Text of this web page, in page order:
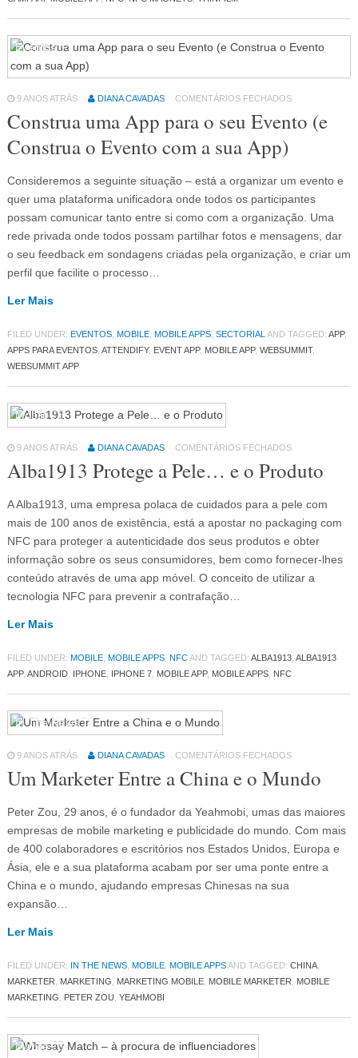
Eventos64
9 ANOS ATRÁS DIANA CAVADAS COMENTÁRIOS FECHADOS
Construa uma App para o seu Evento (e
Construa o Evento com a sua App)
Consideremos a seguinte situação – está a organizar um evento e
quer uma plataforma unificadora onde todos os participantes
possam comunicar tanto entre si como com a organização. Uma
rede privada onde todos possam partilhar fotos e mensagens, dar
o seu feedback em sondagens criadas pela organização, e criar um
perfil que facilite o processo…
Ler Mais
FILED UNDER: EVENTOS, MOBILE, MOBILE APPS, SECTORIAL AND TAGGED: APP,
APPS PARA EVENTOS, ATTENDIFY, EVENT APP, MOBILE APP, WEBSUMMIT,
WEBSUMMIT APP
Mobile 75
9 ANOS ATRÁS DIANA CAVADAS COMENTÁRIOS FECHADOS
Alba1913 Protege a Pele… e o Produto
A Alba1913, uma empresa polaca de cuidados para a pele com
mais de 100 anos de existência, está a apostar no packaging com
NFC para proteger a autenticidade dos seus produtos e obter
informação sobre os seus consumidores, bem como fornecer-lhes
conteúdo através de uma app móvel. O conceito de utilizar a
tecnologia NFC para prevenir a contrafação…
Ler Mais
FILED UNDER: MOBILE, MOBILE APPS, NFCAND TAGGED: ALBA1913, ALBA1913
APP, ANDROID, IPHONE, IPHONE 7, MOBILE APP, MOBILE APPS, NFC
In The News79
9 ANOS ATRÁS DIANA CAVADAS COMENTÁRIOS FECHADOS
Um Marketer Entre a China e o Mundo
Peter Zou, 29 anos, é o fundador da Yeahmobi, umas das maiores
empresas de mobile marketing e publicidade do mundo. Com mais
de 400 colaboradores e escritórios nos Estados Unidos, Europa e
Ásia, ele e a sua plataforma acabam por ser uma ponte entre a
China e o mundo, ajudando empresas Chinesas na sua
expansão…
Ler Mais
FILED UNDER: IN THE NEWS, MOBILE, MOBILE APPSAND TAGGED: CHINA,
MARKETER
MARKETING MARKETING MOBILE, MOBILE MARKETER
MOBILE
MARKETING
PETER ZOU YEAHMOBI
Mobile75